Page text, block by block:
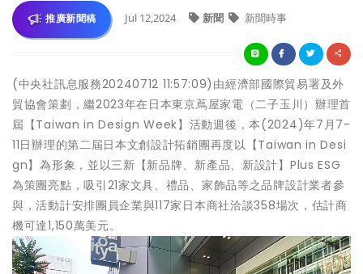
推廣新聞稿 Jul 12,2024 新聞 新聞時事
(中央社訊息服務20240712 11:57:09)由經濟部國際貿易署及外
貿協會策劃，繼2023年在日本東京蔦屋家電（二子玉川）辦理首
屆【Taiwan in Design Week】活動週後，本(2024)年7月7-
11日辦理的第二屆日本文創設計拓銷團再度以【Taiwan in Desi
gn】為形象，並以三新【新品牌、新產品、新設計】Plus ESG
為策團亮點，吸引21家文具、禮品、家飾品等之品牌設計業者參
與，活動計安排團員企業與117家日本商社洽談358場次，估計商
機可達1,150萬美元。